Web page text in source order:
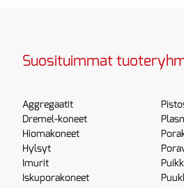
Suosituimmat
Aggregaatit
Dremel-koneet
Hiomakoneet
Hylsyt
Imurit
Iskuporakoneet